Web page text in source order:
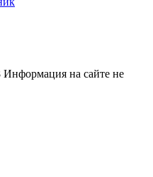
Информация на сайте не